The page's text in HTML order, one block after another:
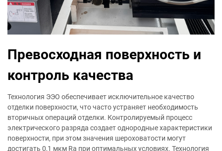
Превосходная поверхность и
контроль качества
Технология ЭЭО обеспечивает исключительное качество
отделки поверхности, что часто устраняет необходимость
вторичных операций отделки. Контролируемый процесс
электрического разряда создает однородные характеристики
поверхности, при этом значения шероховатости могут
достигать 0,1 мкм Ra при оптимальных условиях. Технология